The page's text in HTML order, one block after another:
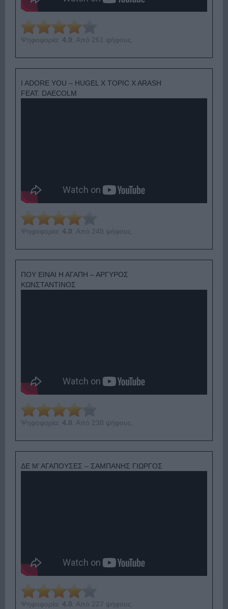
Ψηφοφορία: 4.0 . Από 261 ψήφους.
I ADORE YOU – HUGEL X TOPIC X ARASH
FEAT. DAECOLM
Ψηφοφορία: 4.0 . Από 248 ψήφους.
ΠΟΥ ΕΙΝΑΙ Η ΑΓΑΠΗ – ΑΡΓΥΡΟΣ
ΚΩΝΣΤΑΝΤΙΝΟΣ
Ψηφοφορία: 4.0 . Από 238 ψήφους.
ΔΕ Μ’ ΑΓΑΠΟΥΣΕΣ – ΣΑΜΠΑΝΗΣ ΓΙΩΡΓΟΣ
Ψηφοφορία: 4.0 . Από 227 ψήφους.